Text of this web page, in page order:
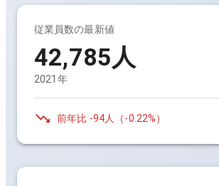
従業員数の最新値
42,785人
2021年
前年比 -94人 （-0.22%）